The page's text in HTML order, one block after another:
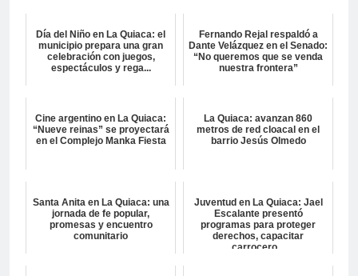
Día del Niño en La Quiaca: el
municipio prepara una gran
celebración con juegos,
espectáculos y rega...
Fernando Rejal respaldó a
Dante Velázquez en el Senado:
“No queremos que se venda
nuestra frontera”
Cine argentino en La Quiaca:
“Nueve reinas” se proyectará
en el Complejo Manka Fiesta
La Quiaca: avanzan 860
metros de red cloacal en el
barrio Jesús Olmedo
Santa Anita en La Quiaca: una
jornada de fe popular,
promesas y encuentro
comunitario
Juventud en La Quiaca: Jael
Escalante presentó
programas para proteger
derechos, capacitar
carrocero...